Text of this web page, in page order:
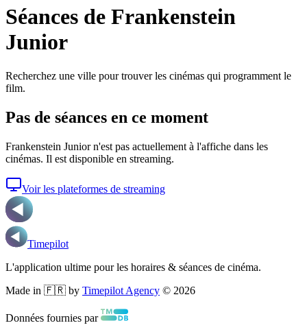
Séances de Frankenstein
Junior
Recherchez une ville pour trouver les cinémas qui programment le
film.
Pas de séances en ce moment
Frankenstein Juniorn'est pas actuellement à l'affiche dans les
cinémas. Il est disponible en streaming.
Voir les plateformes de streaming
Timepilot
L'application ultime pour les horaires & séances de cinéma.
Made in 🇫🇷 by Timepilot Agency © 2026
Données fournies par